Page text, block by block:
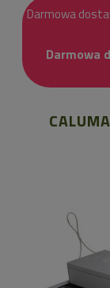
Darmowa
Darmowa